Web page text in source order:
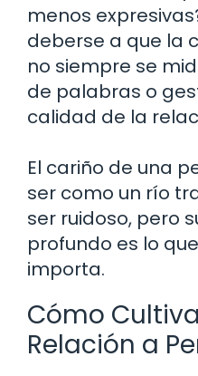
menos
deberse a que la
no siempre se
de palabras o
calidad de la
El cariño de una
ser como un río
ser ruidoso, pero
profundo es lo
importa.
Cómo
Relación a